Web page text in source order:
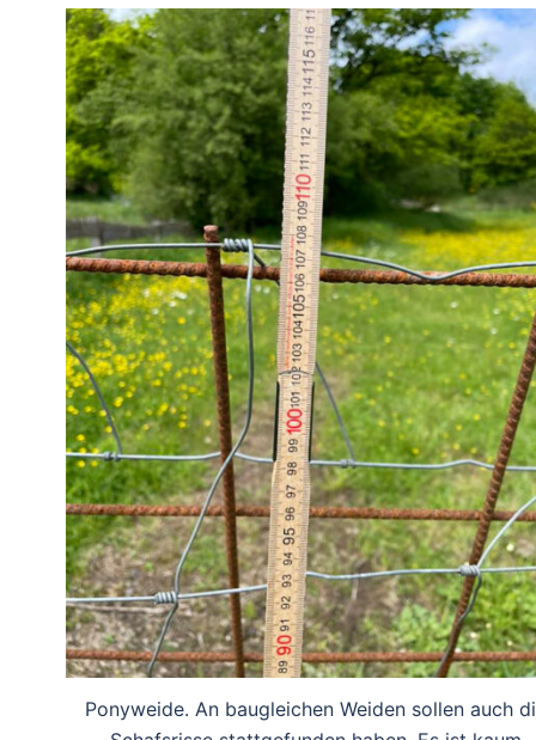
Ponyweide. An baugleichen Weiden sollen auch